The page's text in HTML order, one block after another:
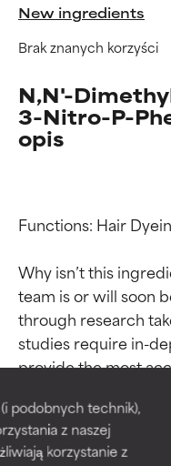
podobnych technik),
z naszej
korzystanie z
New ingredients
Brak znanych korzyści
N,N'-
3-Nitro-P-
opis
Functions: Hair
Why isn’t this
team is or will soon
through research
studies require in-
provide the most
This ingredient
Oceny
BEST
przez
Oceny
BEST
przez